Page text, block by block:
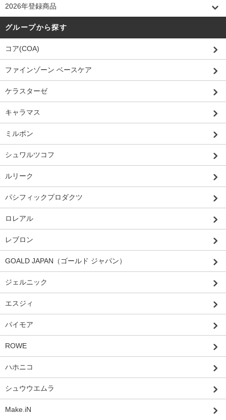
2026年登録商品
グループから探す
コア(COA)
ファインゾーン ベースケア
ケラスターゼ
キャラマス
ミルボン
シュワルツコフ
ルリーク
パシフィックプロダクツ
ロレアル
レブロン
GOALD JAPAN（ゴールド ジャパン）
ジェルニック
エスジィ
パイモア
ROWE
ハホニコ
シュウウエムラ
Make.iN